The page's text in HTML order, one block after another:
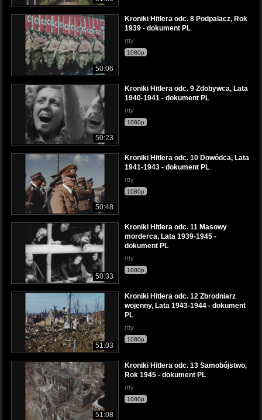
50:06
Kroniki Hitlera odc. 8 Podpalacz, Rok
1939 - dokument PL
rtty
1080p
50:23
Kroniki Hitlera odc. 9 Zdobywca, Lata
1940-1941 - dokument PL
rtty
1080p
50:48
Kroniki Hitlera odc. 10 Dowódca, Lata
1941-1943 - dokument PL
rtty
1080p
50:33
Kroniki Hitlera odc. 11 Masowy
morderca, Lata 1939-1945 -
dokument PL
rtty
1080p
51:03
Kroniki Hitlera odc. 12 Zbrodniarz
wojenny, Lata 1943-1944 - dokument
PL
rtty
1080p
51:08
Kroniki Hitlera odc. 13 Samobójstwo,
Rok 1945 - dokument PL
rtty
1080p